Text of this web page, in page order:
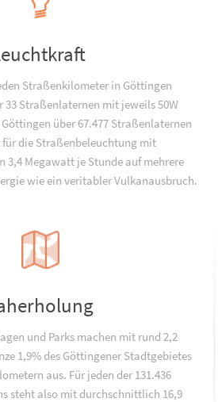
Straßenkilometer in Göttingen
Straßenlaternen mit jeweils 50W
über 67.477 Straßenlaternen
die Straßenbeleuchtung mit
3,4 Megawatt je Stunde auf mehrere
wie ein veritabler Vulkanausbruch.
und Parks machen mit rund 2,2
1,9% des Göttingener Stadtgebietes
aus. Für jeden der 131.436
steht also mit durchschnittlich 16,9